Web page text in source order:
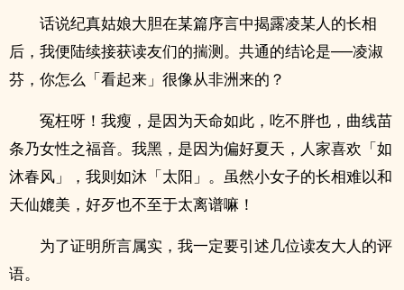
话说纪真姑娘大胆在某篇序言中揭露凌某人的长相
后，我便陆续接获读友们的揣测。共通的结论是──凌淑
芬，你怎么「看起来」很像从非洲来的？
冤枉呀！我瘦，是因为天命如此，吃不胖也，曲线苗
条乃女性之福音。我黑，是因为偏好夏天，人家喜欢「如
沐春风」，我则如沐「太阳」。虽然小女子的长相难以和
天仙媲美，好歹也不至于太离谱嘛！
为了证明所言属实，我一定要引述几位读友大人的评
语。